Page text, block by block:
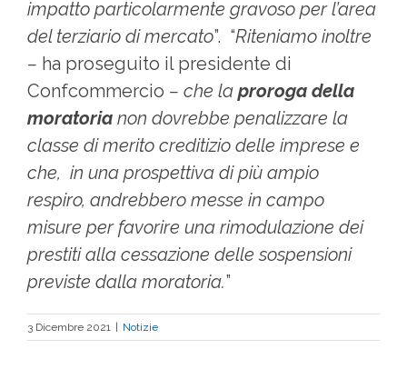
impatto particolarmente gravoso per l’area
del terziario di mercato”. “Riteniamo inoltre
– ha proseguito il presidente di
Confcommercio – che la proroga della
moratoria non dovrebbe penalizzare la
classe di merito creditizio delle imprese e
che, in una prospettiva di più ampio
respiro, andrebbero messe in campo
misure per favorire una rimodulazione dei
prestiti alla cessazione delle sospensioni
previste dalla moratoria.”
3 Dicembre 2021 | Notizie